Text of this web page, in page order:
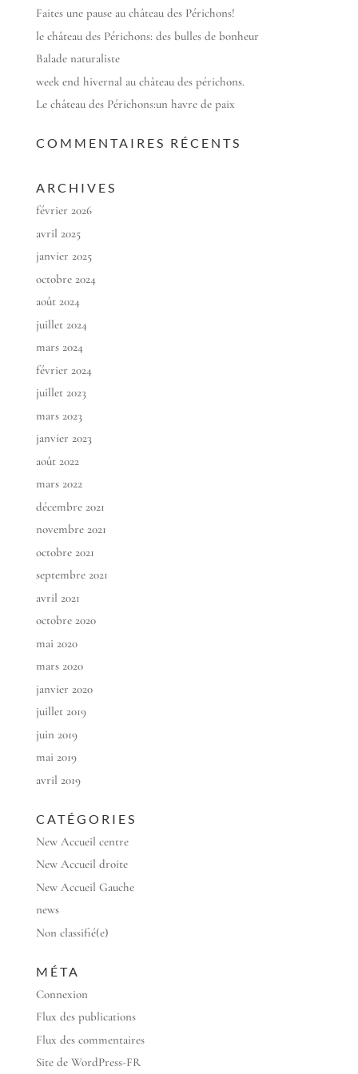
Faites une pause au château des Périchons!
le château des Périchons: des bulles de bonheur
Balade naturaliste
week end hivernal au château des périchons.
Le château des Périchons:un havre de paix
COMMENTAIRES RÉCENTS
ARCHIVES
février 2026
avril 2025
janvier 2025
octobre 2024
août 2024
juillet 2024
mars 2024
février 2024
juillet 2023
mars 2023
janvier 2023
août 2022
mars 2022
décembre 2021
novembre 2021
octobre 2021
septembre 2021
avril 2021
octobre 2020
mai 2020
mars 2020
janvier 2020
juillet 2019
juin 2019
mai 2019
avril 2019
CATÉGORIES
New Accueil centre
New Accueil droite
New Accueil Gauche
news
Non classifié(e)
MÉTA
Connexion
Flux des publications
Flux des commentaires
Site de WordPress-FR